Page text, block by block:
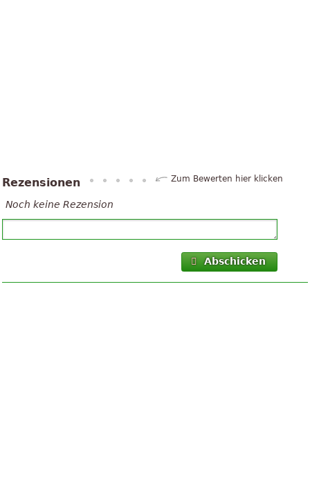
Rezensionen Zum Bewerten hier klicken
Noch keine Rezension
Abschicken